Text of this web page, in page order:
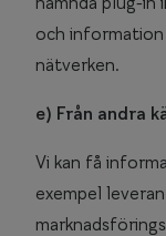
och information
nätverken.
e) Från andra
Vi kan få
exempel